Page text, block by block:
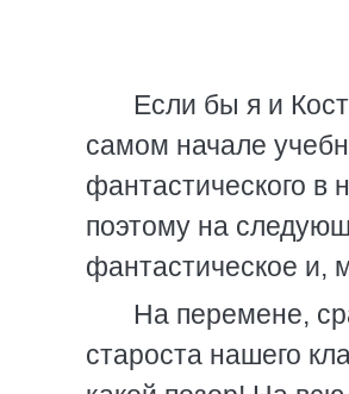
Если бы я и
самом начале
фантастического в
поэтому на
фантастическое и,
На перемене,
староста нашего